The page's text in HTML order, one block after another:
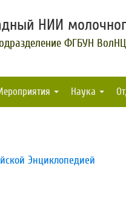
НИИ
ФГБУН
Наука
Энциклопедией